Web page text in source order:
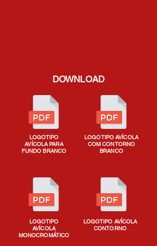
DOWNLOAD
LOGOTIPO
AVÍCOLA PARA
FUNDO BRANCO
LOGOTIPO
AVÍCOLA
MONOCROMÁTICO
LOGOTIPO AVÍCOLA
COM CONTORNO
BRANCO
LOGOTIPO AVÍCOLA
CONTORNO